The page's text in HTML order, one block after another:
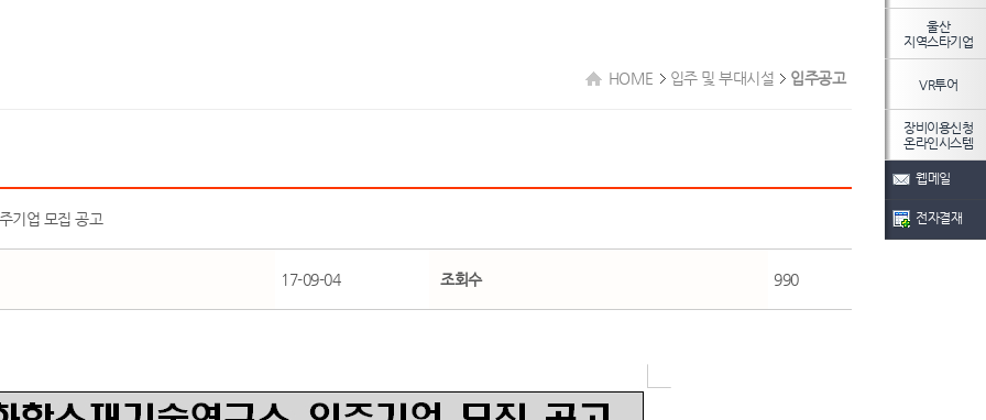
HOME 입주 및 부대시설 입주공고
기업 모집 공고
17-09-04 조회수 990
울산
지역스타기업
VR투어
장비이용신청
온라인시스템
웹메일
전자결재